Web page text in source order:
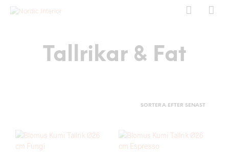
Tallrikar & Fat